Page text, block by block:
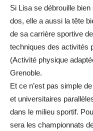
Si Lisa se débrouille
dos, elle a aussi la tête
de sa carrière sportive
techniques des activités
(Activité physique
Grenoble.
Et ce n’est pas simple
et universitaires
dans le milieu sportif.
sera les championnats